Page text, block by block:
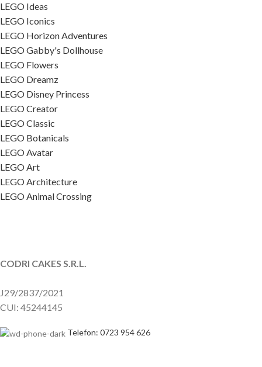
LEGO Ideas
LEGO Iconics
LEGO Horizon Adventures
LEGO Gabby's Dollhouse
LEGO Flowers
LEGO Dreamz
LEGO Disney Princess
LEGO Creator
LEGO Classic
LEGO Botanicals
LEGO Avatar
LEGO Art
LEGO Architecture
LEGO Animal Crossing
CODRI CAKES S.R.L.
J29/2837/2021
CUI: 45244145
Telefon: 0723 954 626